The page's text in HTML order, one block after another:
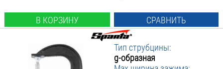
В КОРЗИНУ СРАВНИТЬ
Тип струбцины:
g-образная